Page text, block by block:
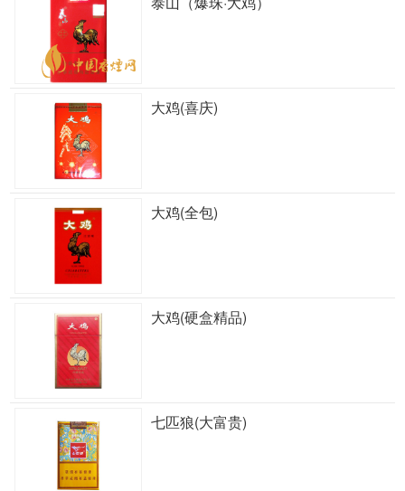
大鸡(喜庆)
大鸡(全包)
大鸡(硬盒精品)
七匹狼(大富贵)